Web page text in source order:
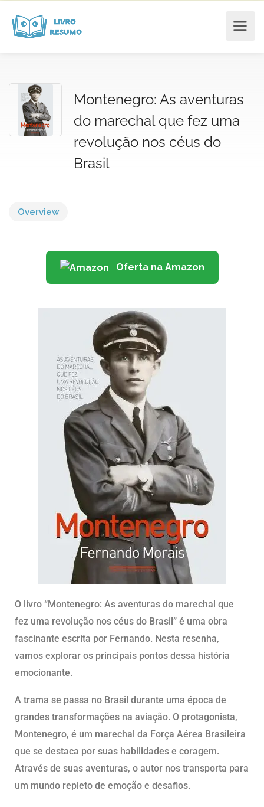
Montenegro: As aventuras
do marechal que fez uma
revolução nos céus do
Brasil
Overview
Oferta na Amazon
O livro “Montenegro: As aventuras do marechal que
fez uma revolução nos céus do Brasil” é uma obra
fascinante escrita por Fernando. Nesta resenha,
vamos explorar os principais pontos dessa história
emocionante.
A trama se passa no Brasil durante uma época de
grandes transformações na aviação. O protagonista,
Montenegro, é um marechal da Força Aérea Brasileira
que se destaca por suas habilidades e coragem.
Através de suas aventuras, o autor nos transporta para
um mundo repleto de emoção e desafios.